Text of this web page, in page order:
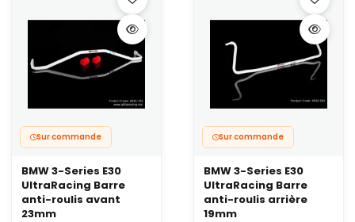
Sur commande
BMW 3-Series E30
UltraRacing Barre
anti-roulis avant
23mm
Sur commande
BMW 3-Series E30
UltraRacing Barre
anti-roulis arrière
19mm